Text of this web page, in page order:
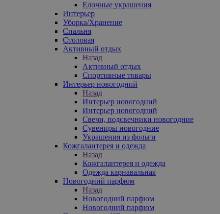
Елочные украшения
Интерьер
Уборка/Хранение
Спальня
Столовая
Активный отдых
Назад
Активный отдых
Спортивные товары
Интерьер новогодний
Назад
Интерьер новогодний
Интерьер новогодний
Свечи, подсвечники новогодние
Сувениры новогодние
Украшения из фольги
Кожгалантерея и одежда
Назад
Кожгалантерея и одежда
Одежда карнавальная
Новогодний парфюм
Назад
Новогодний парфюм
Новогодний парфюм